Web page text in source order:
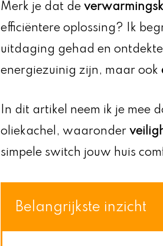
Merk je dat de
efficiëntere oplossing? Ik
uitdaging gehad en
energiezuinig zijn, maar ook
In dit artikel neem ik je mee
oliekachel, waaronder
simpele switch jouw huis
Belangrijkste inzicht